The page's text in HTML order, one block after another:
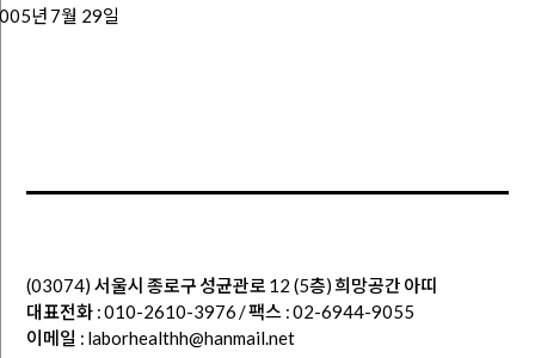
년 7월 29일
(03074) 서울시 종로구 성균관로 12 (5층) 희망공간 아띠
대표전화 : 010-2610-3976 / 팩스 : 02-6944-9055
이메일 : laborhealthh@hanmail.net